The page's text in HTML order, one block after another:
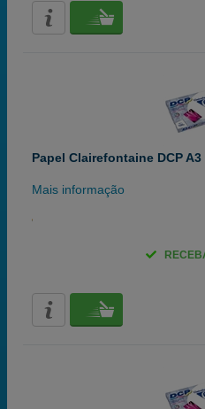
Papel Clairefontaine DCP
Mais informação